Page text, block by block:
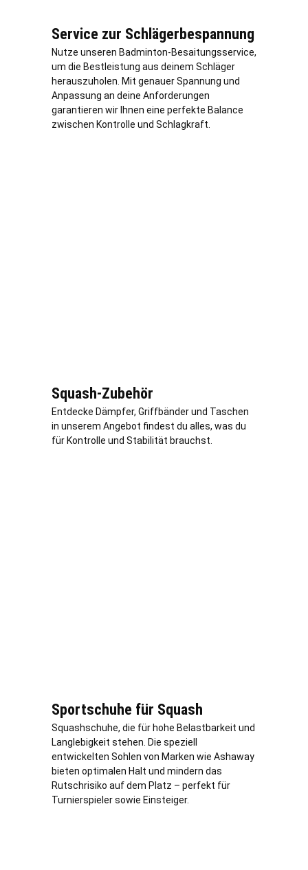
Service zur Schlägerbespannung
Nutze unseren Badminton-Besaitungsservice,
um die Bestleistung aus deinem Schläger
herauszuholen. Mit genauer Spannung und
Anpassung an deine Anforderungen
garantieren wir Ihnen eine perfekte Balance
zwischen Kontrolle und Schlagkraft.
Squash-Zubehör
Entdecke Dämpfer, Griffbänder und Taschen
in unserem Angebot findest du alles, was du
für Kontrolle und Stabilität brauchst.
Sportschuhe für Squash
Squashschuhe, die für hohe Belastbarkeit und
Langlebigkeit stehen. Die speziell
entwickelten Sohlen von Marken wie Ashaway
bieten optimalen Halt und mindern das
Rutschrisiko auf dem Platz – perfekt für
Turnierspieler sowie Einsteiger.